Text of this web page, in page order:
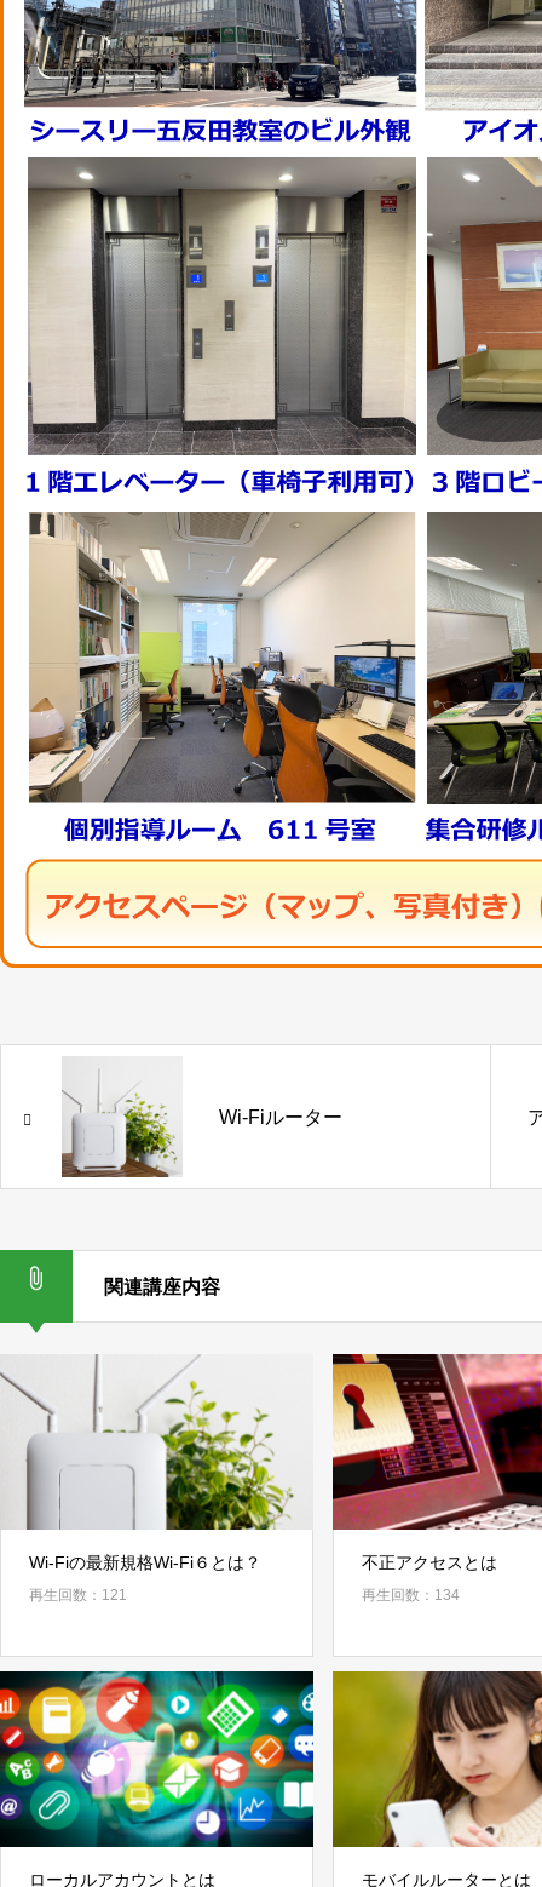
Wi-Fiルーター
関連講座内容
Wi-Fiの最新規格Wi-Fi６とは？
再生回数：121
不正アクセスとは
再生回数：134
ローカルアカウントとは モバイルルーターとは